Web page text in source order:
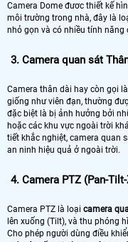
Camera Dome đươc thiết kế
môi trường trong nhà, đây là
nhỏ gọn và có nhiều tính
3. Camera quan sát
Camera thân dài hay còn gọi
giống như viên đạn, thường
đặc biệt là bị ảnh hưởng bởi
hoặc các khu vực ngoài trời
tiết khắc nghiệt, camera quan
an ninh hiệu quả ở ngoài trời.
4. Camera PTZ (Pan-
Camera PTZ là loại camera
lên xuống (Tilt), và thu phóng
Cho phép người dùng điều